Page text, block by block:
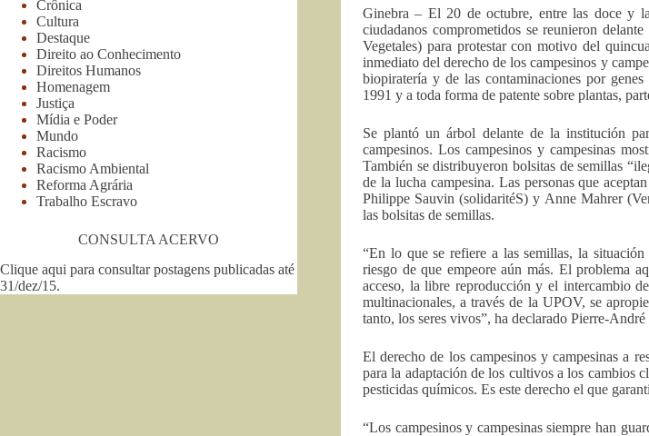
Ginebra – El 20 de octubre, entre las doce y
ciudadanos comprometidos se reunieron
Vegetales) para protestar con motivo del
inmediato del derecho de los campesinos y
biopiratería y de las contaminaciones por
1991 y a toda forma de patente sobre plantas,
Se plantó un árbol delante de la institución
campesinos. Los campesinos y campesinas
También se distribuyeron bolsitas de semillas
de la lucha campesina. Las personas que
Philippe Sauvin (solidaritéS) y Anne Mahrer
las bolsitas de semillas.
“En lo que se refiere a las semillas, la
riesgo de que empeore aún más. El problema
acceso, la libre reproducción y el intercambio
multinacionales, a través de la UPOV, se
tanto, los seres vivos”, ha declarado Pierre-
El derecho de los campesinos y campesinas a
para la adaptación de los cultivos a los cambios
pesticidas químicos. Es este derecho el que
“Los campesinos y campesinas siempre han
Crônica
Cultura
Destaque
Direito ao Conhecimento
Direitos Humanos
Homenagem
Justiça
Mídia e Poder
Mundo
Racismo
Racismo Ambiental
Reforma Agrária
Trabalho Escravo
CONSULTA ACERVO
Clique aqui para consultar postagens publicadas até
31/dez/15.